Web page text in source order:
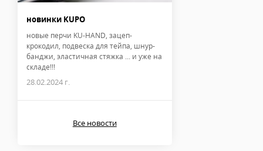
новинки KUPO
новые перчи KU-HAND, зацеп-
крокодил, подвеска для тейпа, шнур-
банджи, эластичная стяжка ... и уже на
складе!!!
28.02.2024 г.
Все новости